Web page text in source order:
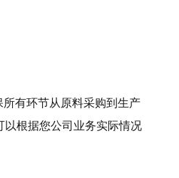
有环节从原料采购到生产
根据您公司业务实际情况